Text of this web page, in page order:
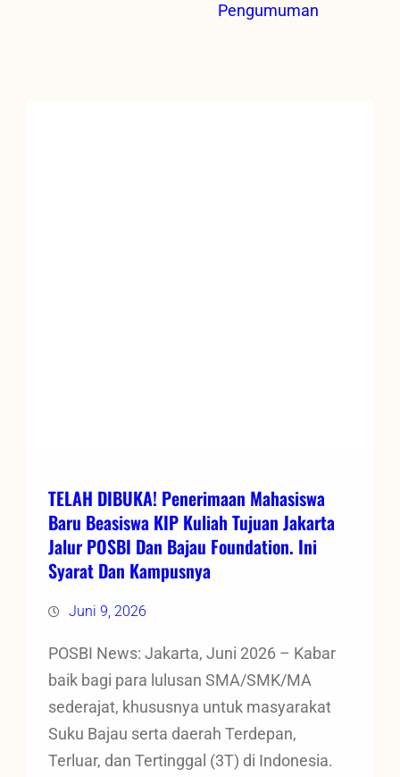
Pengumuman
TELAH DIBUKA! Penerimaan Mahasiswa
Baru Beasiswa KIP Kuliah Tujuan Jakarta
Jalur POSBI Dan Bajau Foundation. Ini
Syarat Dan Kampusnya
Juni 9, 2026
POSBI News: Jakarta, Juni 2026 – Kabar
baik bagi para lulusan SMA/SMK/MA
sederajat, khususnya untuk masyarakat
Suku Bajau serta daerah Terdepan,
Terluar, dan Tertinggal (3T) di Indonesia.